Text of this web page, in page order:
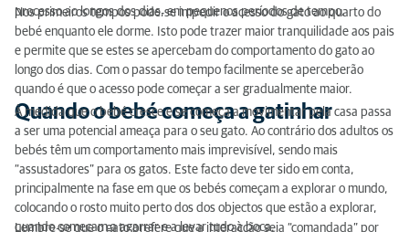
processo ao longos dos dias, em pequenos períodos de tempo.
Nos primeiros tempos pode-se impedir o acesso do gato ao quarto do
bebé enquanto ele dorme. Isto pode trazer maior tranquilidade aos pais
e permite que se estes se apercebam do comportamento do gato ao
longo dos dias. Com o passar do tempo facilmente se aperceberão
quando é que o acesso pode começar a ser gradualmente maior.
Quando o bebé começa a gatinhar
À medida que o bebé cresce e se começa a movimentar pela casa passa
a ser uma potencial ameaça para o seu gato. Ao contrário dos adultos os
bebés têm um comportamento mais imprevisível, sendo mais
“assustadores” para os gatos. Este facto deve ter sido em conta,
principalmente na fase em que os bebés começam a explorar o mundo,
colocando o rosto muito perto dos dos objectos que estão a explorar,
quando começam a agarrar e a levar tudo à boca.
Lembre-se que o gato prefere que a interacção seja “comandada” por